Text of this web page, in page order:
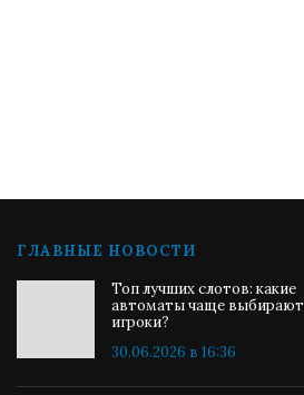
ГЛАВНЫЕ НОВОСТИ
Топ лучших слотов: какие
автоматы чаще выбирают
игроки?
30.06.2026 в 16:36